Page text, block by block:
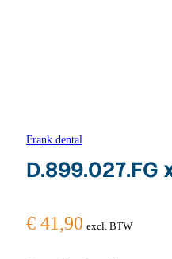
Frank dental
D.899.027.FG
€ 41,90 excl. BTW